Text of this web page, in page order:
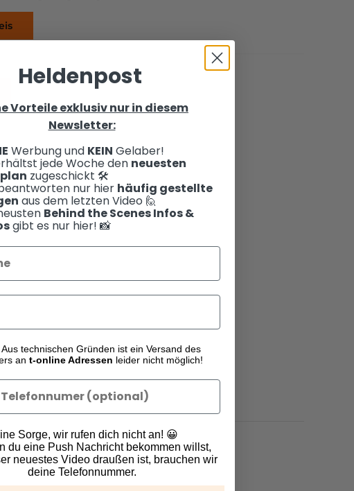
Heldenpost
Vorteile exklusiv nur in diesem
Newsletter:
Werbung und KEIN Gelaber!
jede Woche den neuesten
zugeschickt 🛠️
nur hier häufig gestellte
aus dem letzten Video 🙋
Behind the Scenes Infos &
gibt es nur hier! 📸
Aus technischen Gründen ist ein Versand des
an t-online Adressen leider nicht möglich!
Sorge, wir rufen dich nicht an! 😀
du eine Push Nachricht bekommen willst,
neuestes Video draußen ist, brauchen wir
deine Telefonnummer.